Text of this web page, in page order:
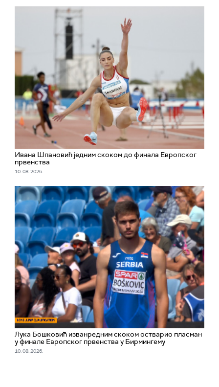
Ивана Шпановић једним скоком до финала Европског
првенства
10. 08. 2026.
Лука Бошковић изванредним скоком остварио пласман
у финале Европског првенства у Бирмингему
10. 08. 2026.